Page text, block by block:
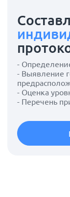
-
- Выявление
- Оценка
- Перечень